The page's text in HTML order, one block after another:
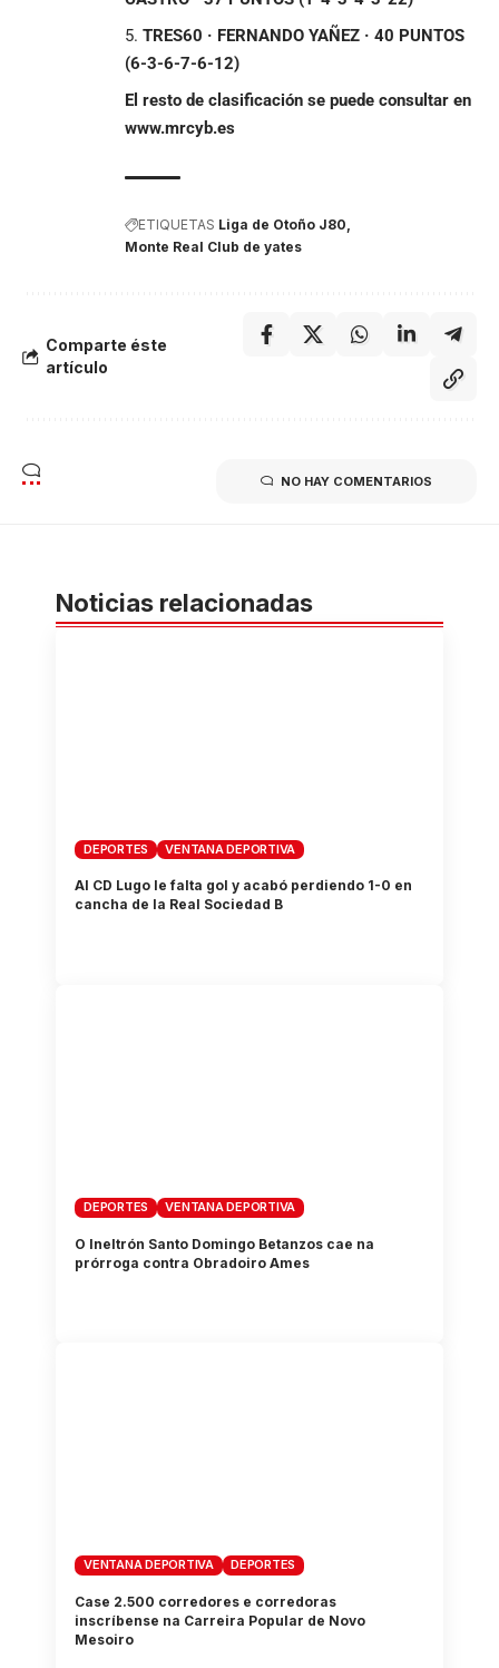
TRES60 · FERNANDO YAÑEZ · 40 PUNTOS
(6-3-6-7-6-12)
El resto de clasificación se puede consultar en
www.mrcyb.es
ETIQUETAS Liga de Otoño J80
Monte Real Club de yates
Comparte éste
artículo
NO HAY COMENTARIOS
Noticias relacionadas
DEPORTES VENTANA DEPORTIVA
Al CD Lugo le falta gol y acabó perdiendo 1-0 en
cancha de la Real Sociedad B
DEPORTES VENTANA DEPORTIVA
O Ineltrón Santo Domingo Betanzos cae na
prórroga contra Obradoiro Ames
VENTANA DEPORTIVA DEPORTES
Case 2.500 corredores e corredoras
inscríbense na Carreira Popular de Novo
Mesoiro